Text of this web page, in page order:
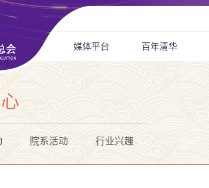
媒体平台 百年清华
院系活动 行业兴趣